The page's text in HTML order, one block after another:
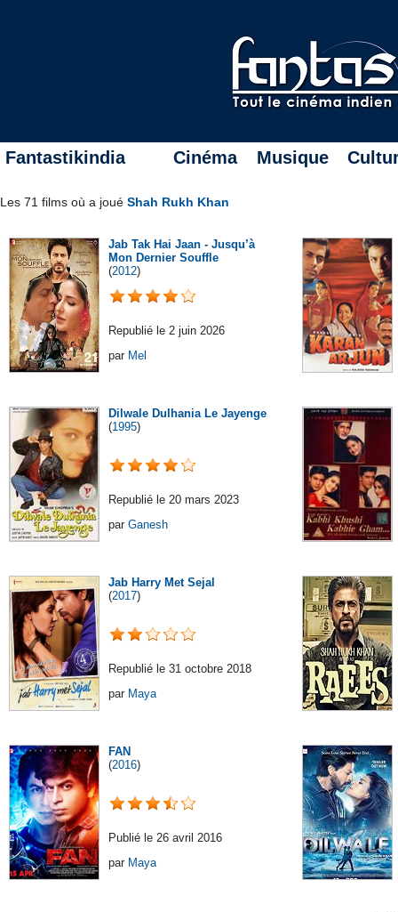
Fantastikindia Cinéma Musique
Les 71 films où a joué Shah Rukh Khan
Jab Tak Hai Jaan - Jusqu’à
Mon Dernier Souffle
(2012)
Republié le 2 juin 2026
par Mel
Dilwale Dulhania Le Jayenge
(1995)
Republié le 20 mars 2023
par Ganesh
Jab Harry Met Sejal
(2017)
Republié le 31 octobre 2018
par Maya
FAN
(2016)
Publié le 26 avril 2016
par Maya